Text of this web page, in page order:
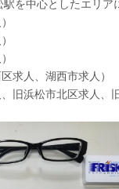
を中心としたエリア
求人、湖西市求人）
旧浜松市北区求人、